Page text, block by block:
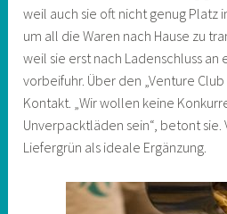
weil auch sie oft nicht genug Platz
um all die Waren nach Hause zu
weil sie erst nach Ladenschluss
vorbeifuhr. Über den „Venture Club
Kontakt. „Wir wollen keine
Unverpacktläden sein“, betont sie.
Liefergrün als ideale Ergänzung.